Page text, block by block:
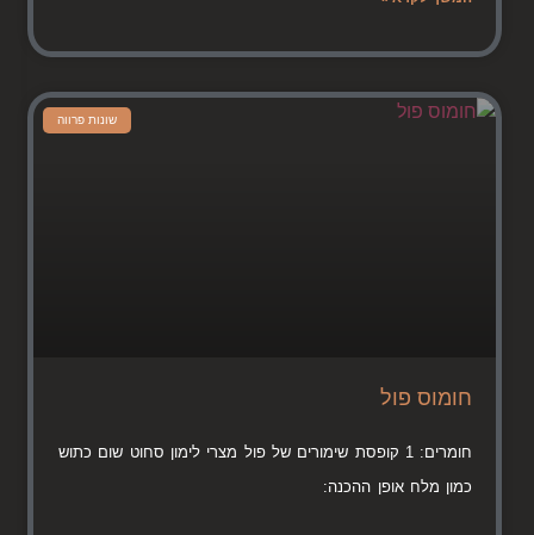
שונות פרווה
חומוס פול
חומרים: 1 קופסת שימורים של פול מצרי לימון סחוט שום כתוש
כמון מלח אופן ההכנה: